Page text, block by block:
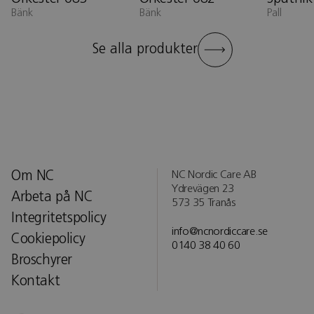
Bänk Bänk Pall
Se alla produkter
Om NC
Arbeta på NC
Integritetspolicy
Cookiepolicy
Broschyrer
Kontakt
NC Nordic Care AB
Ydrevägen 23
573 35 Tranås
info@ncnordiccare.se
0140 38 40 60